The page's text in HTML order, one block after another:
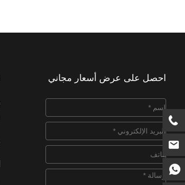
احصل على عرض أسعار مجاني